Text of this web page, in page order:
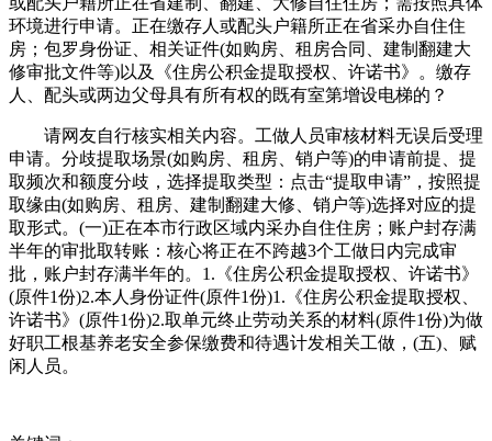
环境进行申请。正在缴存人或配头户籍所正在省采办自住住
房；包罗身份证、相关证件(如购房、租房合同、建制翻建大
修审批文件等)以及《住房公积金提取授权、许诺书》。缴存
人、配头或两边父母具有所有权的既有室第增设电梯的？
请网友自行核实相关内容。工做人员审核材料无误后受理
申请。分歧提取场景(如购房、租房、销户等)的申请前提、提
取频次和额度分歧，选择提取类型：点击“提取申请”，按照提
取缘由(如购房、租房、建制翻建大修、销户等)选择对应的提
取形式。(一)正在本市行政区域内采办自住住房；账户封存满
半年的审批取转账：核心将正在不跨越3个工做日内完成审
批，账户封存满半年的。1.《住房公积金提取授权、许诺书》
(原件1份)2.本人身份证件(原件1份)1.《住房公积金提取授权、
许诺书》(原件1份)2.取单元终止劳动关系的材料(原件1份)为做
好职工根基养老安全参保缴费和待遇计发相关工做，(五)、赋
闲人员。